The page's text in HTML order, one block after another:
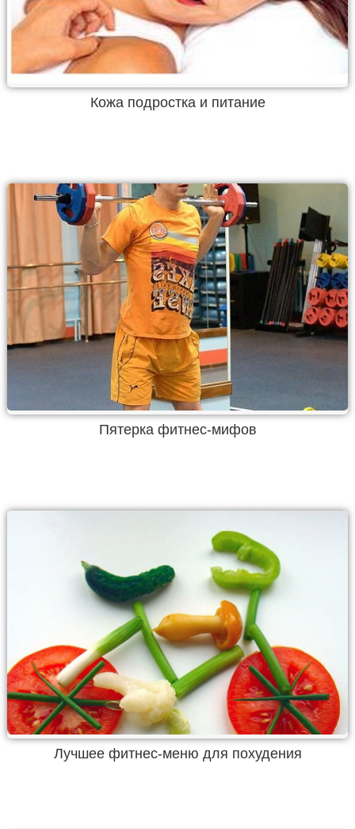
Кожа подростка и питание
Пятерка фитнес-мифов
Лучшее фитнес-меню для похудения